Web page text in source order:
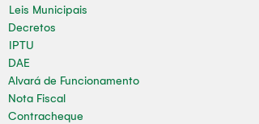
Leis Municipais
Decretos
IPTU
DAE
Alvará de Funcionamento
Nota Fiscal
Contracheque